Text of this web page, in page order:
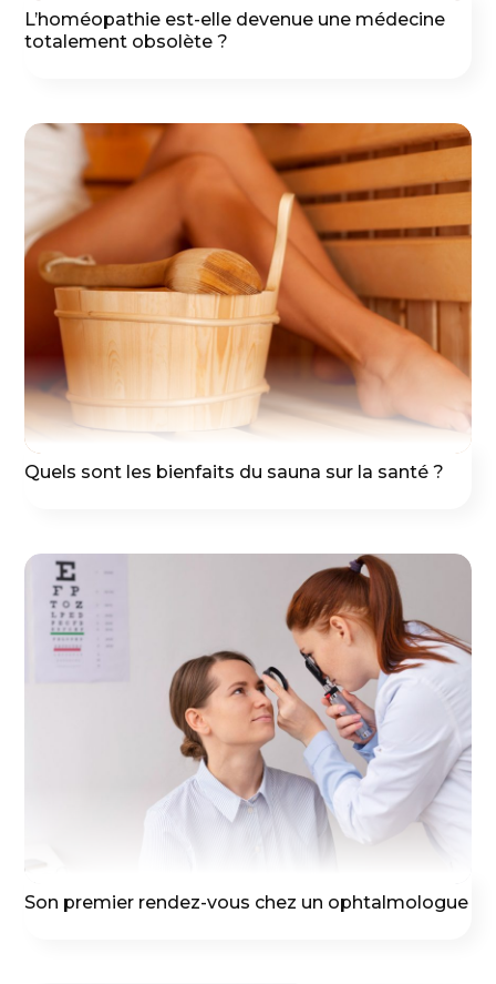
L’homéopathie est-elle devenue une médecine
totalement obsolète ?
Quels sont les bienfaits du sauna sur la santé ?
Son premier rendez-vous chez un ophtalmologue